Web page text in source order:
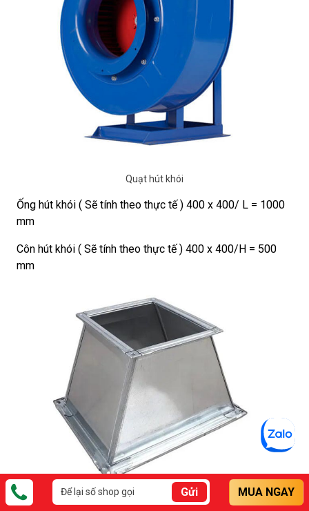
Quạt hút khói
Ống hút khói ( Sẽ tính theo thực tế ) 400 x 400/ L = 1000
mm
Côn hút khói ( Sẽ tính theo thực tế ) 400 x 400/H = 500
mm
Côn hút khói Gửi MUA NGAY